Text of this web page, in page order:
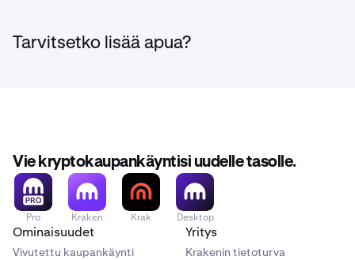
Tarvitsetko lisää apua?
Vie kryptokaupankäyntisi uudelle tasolle.
Pro Kraken Krak Desktop
Ominaisuudet
Vivutettu kaupankäynti
Yritys
Krakenin tietoturva